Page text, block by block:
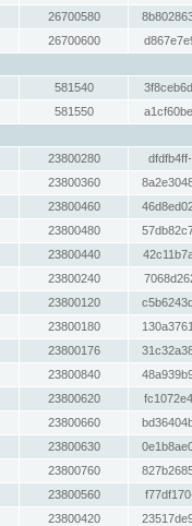
26700580
26700600
581540
581550
23800280
23800360
23800460
23800480
23800440
23800240
23800120
23800180
23800176
23800840
23800620
23800660
23800630
23800760
23800560
23800420